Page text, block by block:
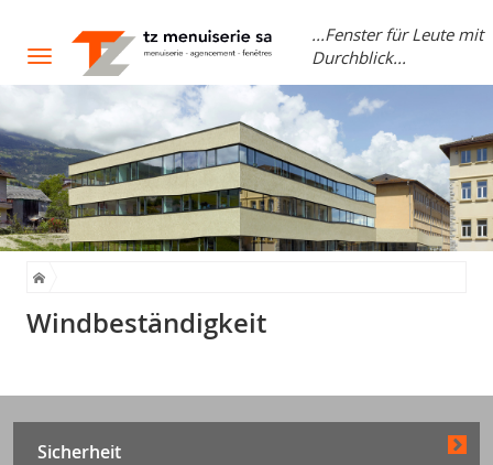
Toggle
navigation
...Fenster für Leute mit
Durchblick...
Windbeständigkeit
Sicherheit